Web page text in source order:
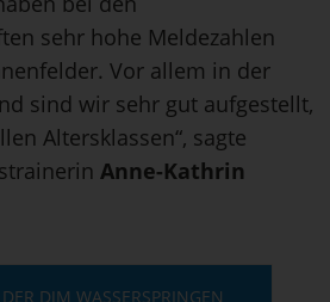
sehr hohe Meldezahlen
Vor allem in der
sind wir sehr gut aufgestellt,
Altersklassen“, sagte
Anne-Kathrin
DJM WASSERSPRINGEN